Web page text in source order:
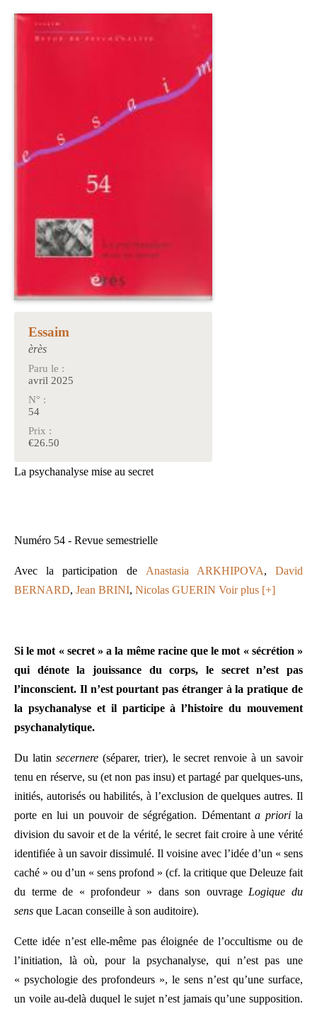
Essaim
èrès
Paru le :
avril 2025
N° :
54
Prix :
€26.50
La psychanalyse mise au secret
Numéro 54 - Revue semestrielle
Avec la participation de Anastasia ARKHIPOVA,David
BERNARD, Jean BRINI, Nicolas GUERIN Voir plus [+]
Si le mot « secret » a la même racine que le mot « sécrétion »
qui dénote la jouissance du corps, le secret n’est pas
l’inconscient. Il n’est pourtant pas étranger à la pratique de
la psychanalyse et il participe à l’histoire du mouvement
psychanalytique.
Du latin secernere(séparer, trier), le secret renvoie à un savoir
tenu en réserve, su (et non pas insu) et partagé par quelques-uns,
initiés, autorisés ou habilités, à l’exclusion de quelques autres. Il
porte en lui un pouvoir de ségrégation. Démentant a priorila
division du savoir et de la vérité, le secret fait croire à une vérité
identifiée à un savoir dissimulé. Il voisine avec l’idée d’un « sens
caché » ou d’un « sens profond » (cf. la critique que Deleuze fait
du terme de « profondeur » dans son ouvrage Logique du
sens que Lacan conseille à son auditoire).
Cette idée n’est elle-même pas éloignée de l’occultisme ou de
l’initiation, là où, pour la psychanalyse, qui n’est pas une
« psychologie des profondeurs », le sens n’est qu’une surface,
un voile au-delà duquel le sujet n’est jamais qu’une supposition.